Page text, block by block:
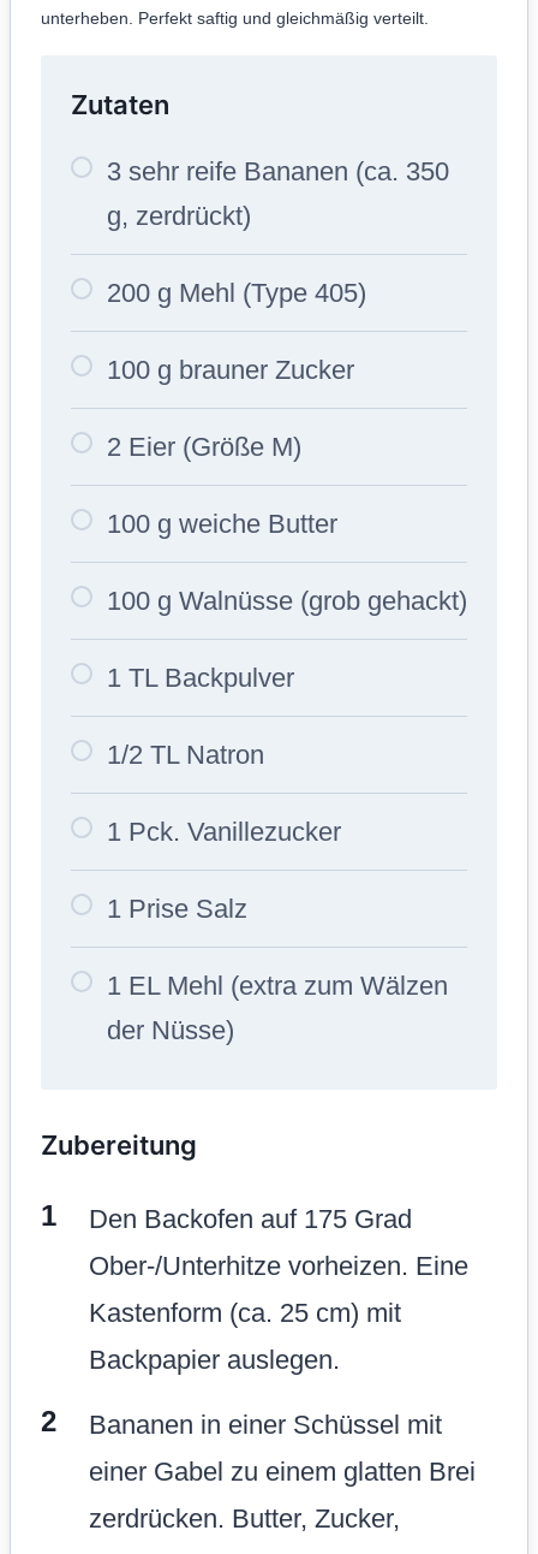
unterheben. Perfekt saftig und gleichmäßig verteilt.
Zutaten
3 sehr reife Bananen (ca. 350
g, zerdrückt)
200 g Mehl (Type 405)
100 g brauner Zucker
2 Eier (Größe M)
100 g weiche Butter
100 g Walnüsse (grob gehackt)
1 TL Backpulver
1/2 TL Natron
1 Pck. Vanillezucker
1 Prise Salz
1 EL Mehl (extra zum Wälzen
der Nüsse)
Zubereitung
Den Backofen auf 175 Grad
Ober-/Unterhitze vorheizen. Eine
Kastenform (ca. 25 cm) mit
Backpapier auslegen.
Bananen in einer Schüssel mit
einer Gabel zu einem glatten Brei
zerdrücken. Butter, Zucker,